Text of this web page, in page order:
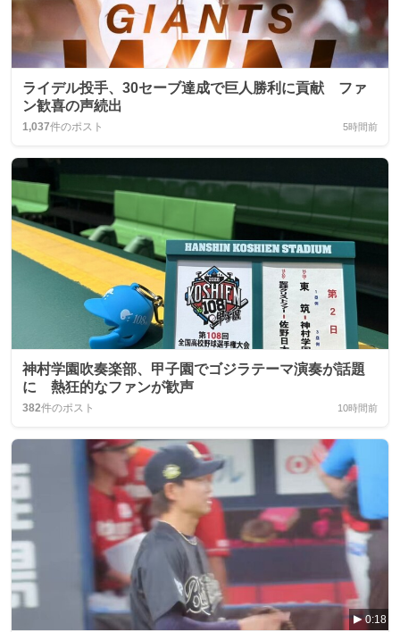
ライデル投手、30セーブ達成で巨人勝利に貢献 ファ
ン歓喜の声続出
1,037件のポスト 5時間前
神村学園吹奏楽部、甲子園でゴジラテーマ演奏が話題
に 熱狂的なファンが歓声
382件のポスト 10時間前
0:18